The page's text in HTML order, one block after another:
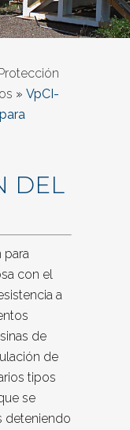
» VpCI-
DEL
para
con el
a
de
de
tipos
se
deteniendo